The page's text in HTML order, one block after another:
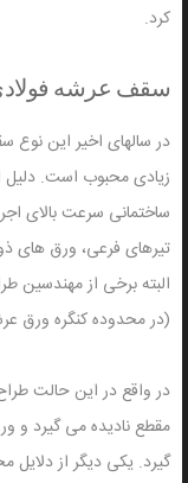
کرد.
سقف عرشه
در سالهای اخیر این نوع
زیادی محبوب است. دلیل
ساختمانی سرعت بالای
تیرهای فرعی، ورق های
البته برخی از مهندسین
(در محدوده کنگره ورق
در واقع در این حالت
مقطع نادیده می گیرد و
گیرد. یکی دیگر از دلایل